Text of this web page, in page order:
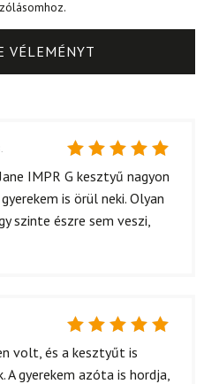
Értékelés:
/ 5
IMPR G kesztyű nagyon
is örül neki. Olyan
szinte észre sem veszi,
Értékelés:
/ 5
volt, és a kesztyűt is
A gyerekem azóta is hordja,